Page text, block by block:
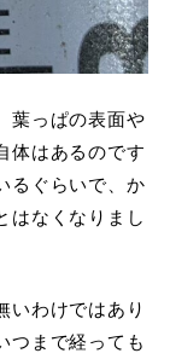
葉っぱの表面や
体はあるのです
るぐらいで、か
はなくなりまし
いわけではあり
つまで経っても